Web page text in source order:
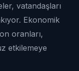
vatandaşları
Ekonomik
oranları,
etkilemeye